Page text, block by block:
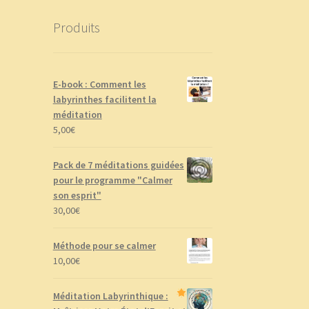
Produits
E-book : Comment les
labyrinthes facilitent la
méditation
5,00€
Pack de 7 méditations guidées
pour le programme "Calmer
son esprit"
30,00€
Méthode pour se calmer
10,00€
Méditation Labyrinthique :